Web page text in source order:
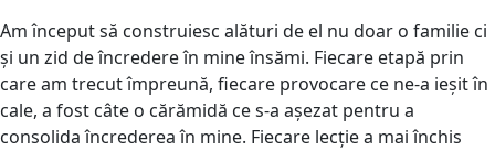
Am început să construiesc alături de el nu doar o familie ci
și un zid de încredere în mine însămi. Fiecare etapă prin
care am trecut împreună, fiecare provocare ce ne-a ieșit în
cale, a fost câte o cărămidă ce s-a așezat pentru a
consolida încrederea în mine. Fiecare lecție a mai închis